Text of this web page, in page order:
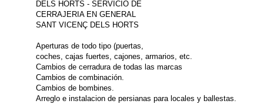
DELS HORTS - SERVICIO DE
CERRAJERIA EN GENERAL
SANT VICENÇ DELS HORTS
Aperturas de todo tipo (puertas,
coches, cajas fuertes, cajones, armarios, etc.
Cambios de cerradura de todas las marcas
Cambios de combinación.
Cambios de bombines.
Arreglo e instalacion de persianas para locales y ballestas.